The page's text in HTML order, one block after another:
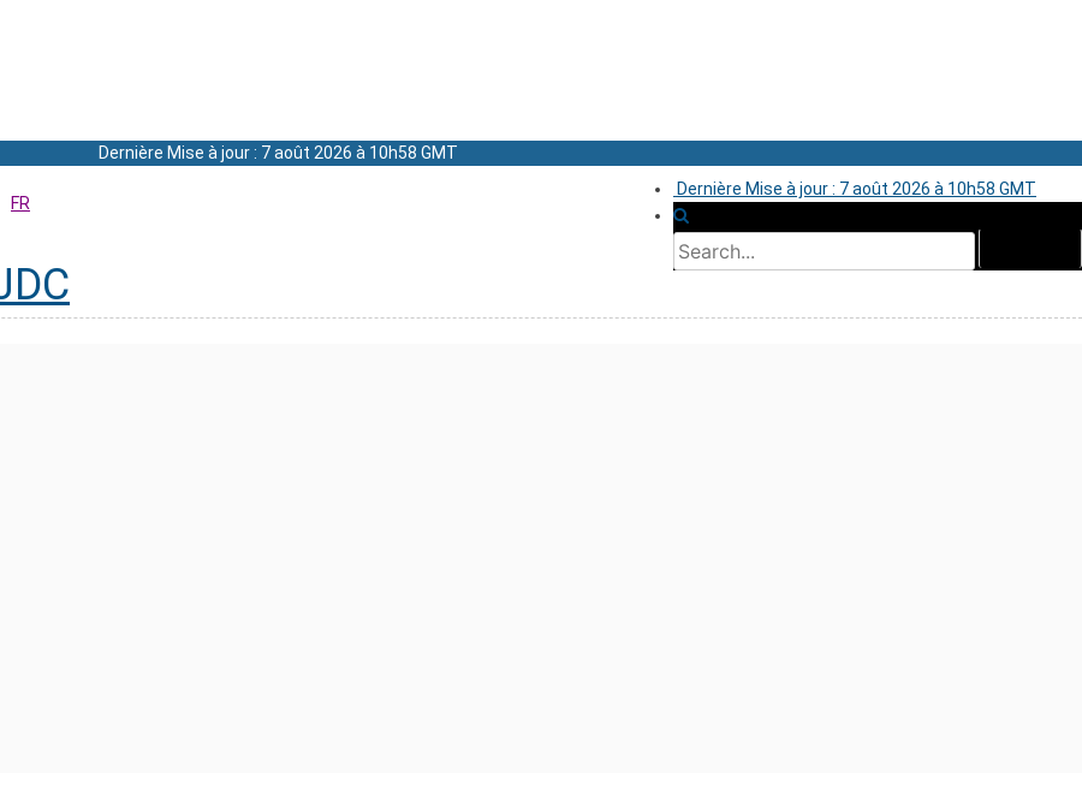
Dernière Mise à jour : 7 août 2026 à 10h58 GMT
Dernière Mise à jour : 7 août 2026 à 10h58 GMT
FR